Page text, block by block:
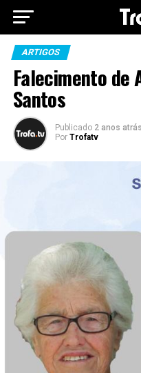
ARTIGOS
Falecimento de
Santos
Publicado 2 anos atrás
Por Trofatv